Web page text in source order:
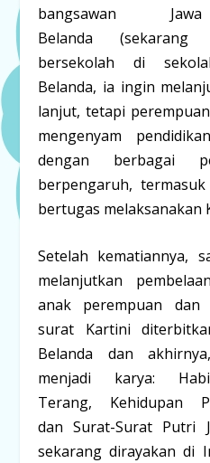
bangsawan
Belanda (sekarang
bersekolah di
Belanda, ia ingin
lanjut, tetapi
mengenyam
dengan berbagai
berpengaruh,
bertugas melaksanakan
Setelah kematiannya,
melanjutkan
anak perempuan dan
surat Kartini
Belanda dan
menjadi karya:
Terang, Kehidupan
danSurat-Surat Putri
sekarang dirayakan di